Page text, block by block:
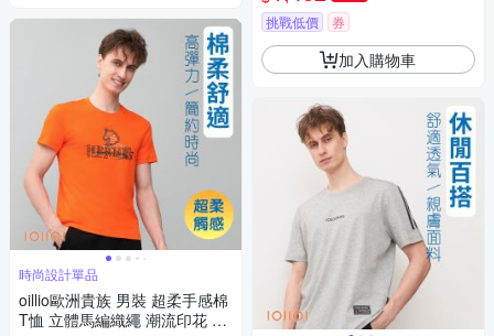
時尚設計單品
oillio歐洲貴族 男裝 超柔手感棉
T恤 立體馬編織繩 潮流印花 橘
挑戰低價 券
加入購物車